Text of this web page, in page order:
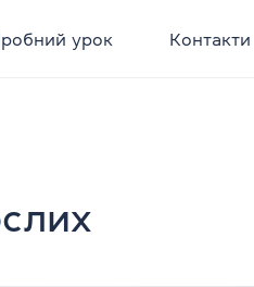
урок Контакти